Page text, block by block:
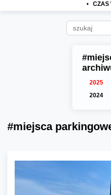
• CZAS
2025
2024
#miejsca